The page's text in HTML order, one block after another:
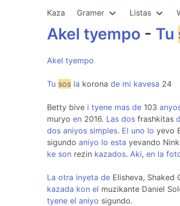
Kaza Gramer Listas
Akel tyempo - Tu
Akel tyempo
Tu sos la korona de mi kavesa 24
Betty bive i tyene mas de 103
muryo en 2016. Las dos frashkitas
dos aniyos simples. El uno lo yevo
sigundo aniyo lo esta yevando
ke son rezin kazados. Aki, en la
La otra inyeta de Elisheva, Shaked
kazada kon el muzikante Daniel
tyene el aniyo sigundo.